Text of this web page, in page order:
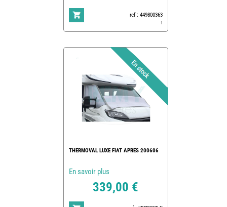
ref : 449800363
1
THERMOVAL LUXE FIAT APRES 200606
En savoir plus
339,00 €